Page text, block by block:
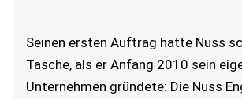
Seinen ersten Auftrag hatte Nuss
Tasche, als er Anfang 2010 sein
Unternehmen gründete: Die Nuss